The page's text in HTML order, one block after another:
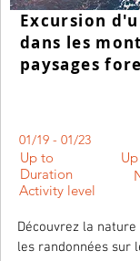
Excursion
dans les
paysages
01/19 - 01/23
Up to
Duration
Activity level
Découvrez la
les randonnées sur